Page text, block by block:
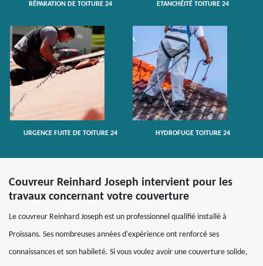
RÉPARATION DE TOITURE 24 ETANCHÉITÉ TOITURE 24
URGENCE FUITE DE TOITURE 24 HYDROFUGE TOITURE 24
Couvreur Reinhard Joseph intervient pour les
travaux concernant votre couverture
Le couvreur Reinhard Joseph est un professionnel qualifié installé à
Proissans. Ses nombreuses années d’expérience ont renforcé ses
connaissances et son habileté. Si vous voulez avoir une couverture solide,